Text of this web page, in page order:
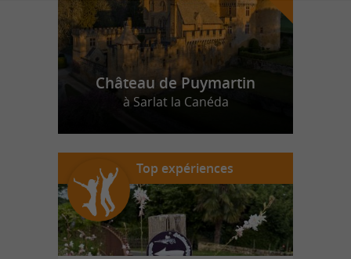
Château de Puymartin
à Sarlat la Canéda
Top expériences